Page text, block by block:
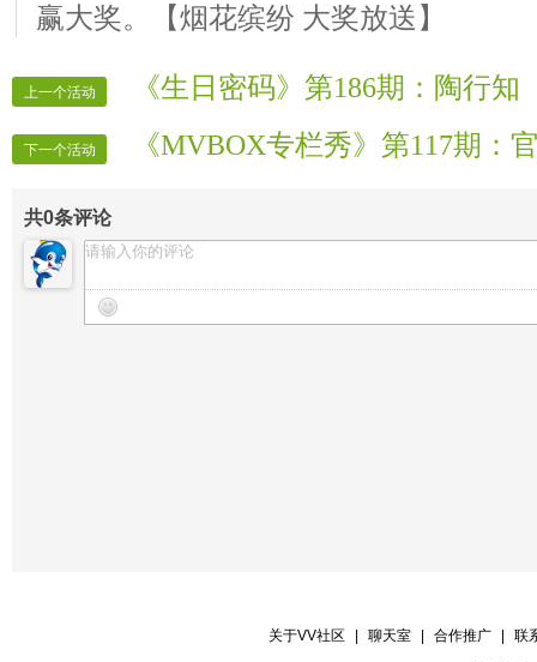
赢大奖。【烟花缤纷 大奖放送】
上一个活动 《生日密码》第186期：陶行知
下一个活动 《MVBOX专栏秀》第117期：
共0条评论
关于VV社区 聊天室 合作推广 联